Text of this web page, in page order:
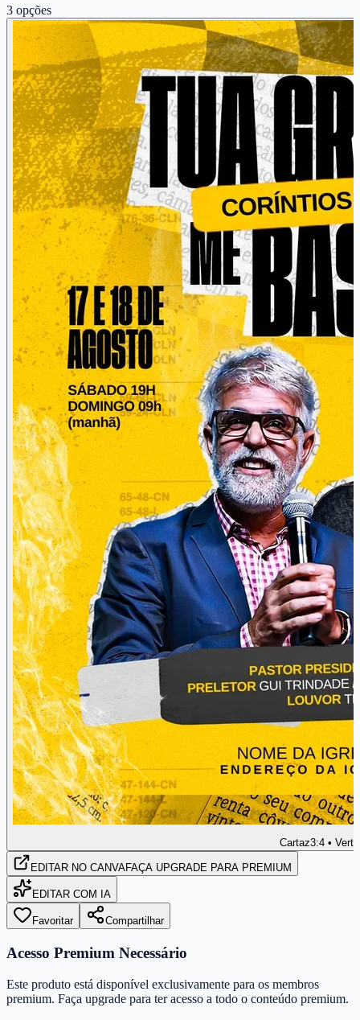
3 opções
Cartaz3:4 •
EDITAR NO CANVAFAÇA UPGRADE PARA PREMIUM
EDITAR COM IA
Favoritar Compartilhar
Acesso Premium Necessário
Este produto está disponível exclusivamente para os membros
premium. Faça upgrade para ter acesso a todo o conteúdo premium.